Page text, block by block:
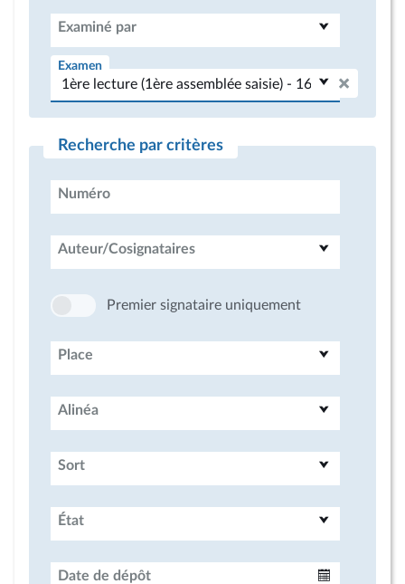
Examiné par
Examen
Recherche par critères
Numéro
Auteur/Cosignataires
Premier signataire uniquement
Place
Alinéa
Sort
État
Date de dépôt